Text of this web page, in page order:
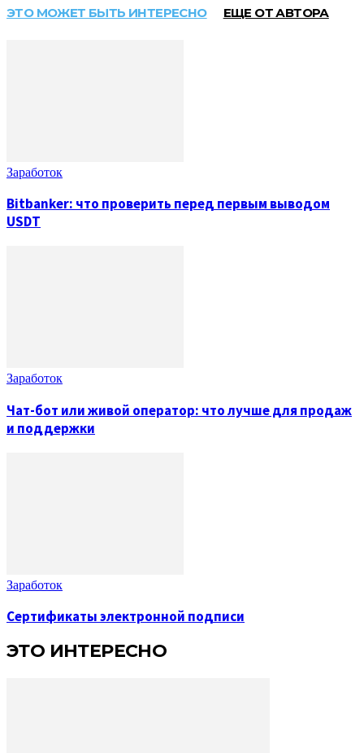
ЭТО МОЖЕТ БЫТЬ ИНТЕРЕСНО ЕЩЕ ОТ АВТОРА
Заработок
Bitbanker: что проверить перед первым выводом
USDT
Заработок
Чат-бот или живой оператор: что лучше для продаж
и поддержки
Заработок
Сертификаты электронной подписи
ЭТО ИНТЕРЕСНО